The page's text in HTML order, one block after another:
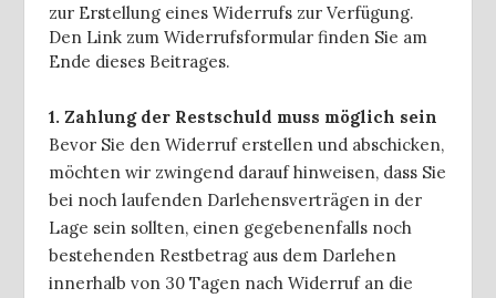
zur Erstellung eines Widerrufs zur Verfügung.
Den Link zum Widerrufsformular finden Sie am
Ende dieses Beitrages.
1. Zahlung der Restschuld muss möglich sein
Bevor Sie den Widerruf erstellen und abschicken,
möchten wir zwingend darauf hinweisen, dass Sie
bei noch laufenden Darlehensverträgen in der
Lage sein sollten, einen gegebenenfalls noch
bestehenden Restbetrag aus dem Darlehen
innerhalb von 30 Tagen nach Widerruf an die